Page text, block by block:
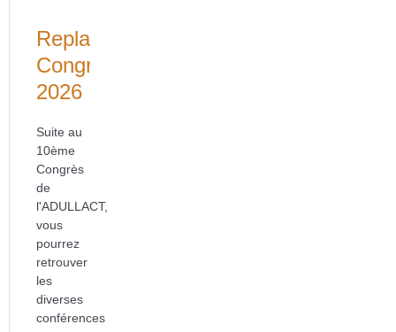
Replays
Congrès
2026
Suite au
10ème
Congrès
de
l'ADULLACT,
vous
pourrez
retrouver
les
diverses
conférences